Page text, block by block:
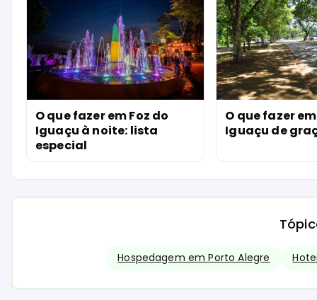
O que fazer em Foz do
Iguaçu à noite: lista
especial
O que fazer
Iguaçu de
Hospedagem em Porto Alegre